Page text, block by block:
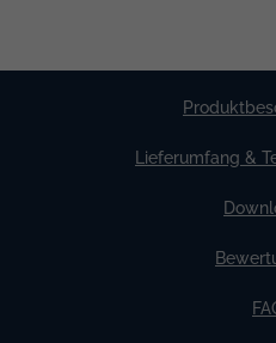
Lieferumfang &